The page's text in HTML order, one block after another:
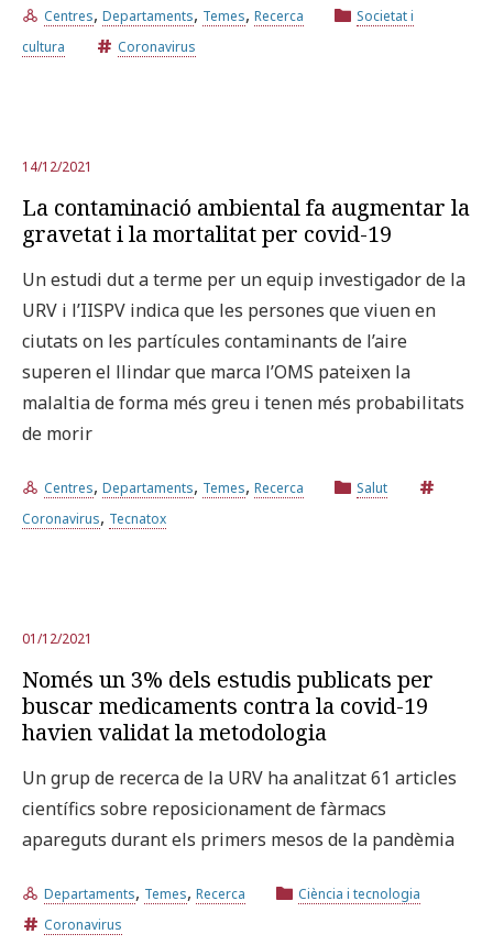
Centres, Departaments, Temes, Recerca
Societat i
cultura
Coronavirus
14/12/2021
La contaminació ambiental fa augmentar la
gravetat i la mortalitat per covid-19
Un estudi dut a terme per un equip investigador de la
URV i l’IISPV indica que les persones que viuen en
ciutats on les partícules contaminants de l’aire
superen el llindar que marca l’OMS pateixen la
malaltia de forma més greu i tenen més probabilitats
de morir
Centres, Departaments, Temes, Recerca
Salut
Coronavirus, Tecnatox
01/12/2021
Només un 3% dels estudis publicats per
buscar medicaments contra la covid-19
havien validat la metodologia
Un grup de recerca de la URV ha analitzat 61 articles
científics sobre reposicionament de fàrmacs
apareguts durant els primers mesos de la pandèmia
Departaments, Temes, Recerca
Ciència i tecnologia
Coronavirus